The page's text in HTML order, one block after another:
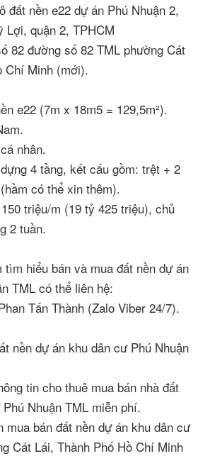
đất nền e22 dự án Phú Nhuận 2,
Lợi, quận 2, TPHCM
82 đường số 82 TML phường Cát
Chí Minh (mới).
e22 (7m x 18m5 = 129,5m²).
nhân.
4 tầng, kết cấu gồm: trệt + 2
có thể xin thêm).
triệu/m (19 tỷ 425 triệu), chủ
2 tuần.
tìm hiểu bán và mua đất nền dự án
TML có thể liên hệ:
Tấn Thành (Zalo Viber 24/7).
nền dự án khu dân cư Phú Nhuận
tin cho thuê mua bán nhà đất
Nhuận TML miễn phí.
bán đất nền dự án khu dân cư
Cát Lái, Thành Phố Hồ Chí Minh